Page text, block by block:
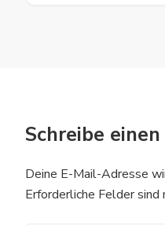
Schreibe
Deine E-Mail-Adresse
Erforderliche Felder sind